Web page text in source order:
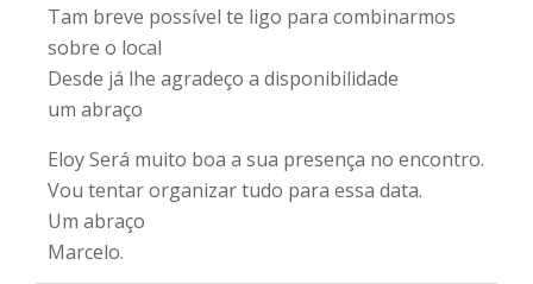
Tam breve possível te ligo para combinarmos
sobre o local
Desde já lhe agradeço a disponibilidade
um abraço
Eloy Será muito boa a sua presença no encontro.
Vou tentar organizar tudo para essa data.
Um abraço
Marcelo.